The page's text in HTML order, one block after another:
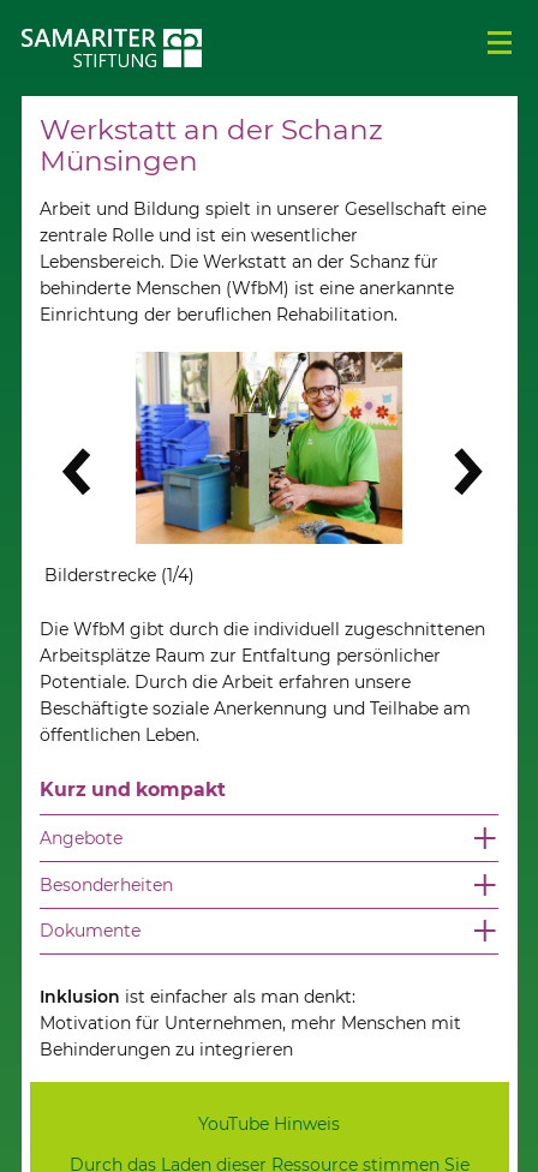
Werkstatt an der Schanz
Münsingen
Arbeit und Bildung spielt in unserer Gesellschaft eine
zentrale Rolle und ist ein wesentlicher
Lebensbereich. Die Werkstatt an der Schanz für
behinderte Menschen (WfbM) ist eine anerkannte
Einrichtung der beruflichen Rehabilitation.
Bilderstrecke (1/4)
Die WfbM gibt durch die individuell zugeschnittenen
Arbeitsplätze Raum zur Entfaltung persönlicher
Potentiale. Durch die Arbeit erfahren unsere
Beschäftigte soziale Anerkennung und Teilhabe am
öffentlichen Leben.
Kurz und kompakt
Angebote
Besonderheiten
Dokumente
Inklusion ist einfacher als man denkt:
Motivation für Unternehmen, mehr Menschen mit
Behinderungen zu integrieren
YouTube Hinweis
Durch das Laden dieser Ressource stimmen Sie